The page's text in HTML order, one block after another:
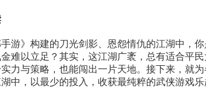
游》构建的刀光剑影、恩怨情仇的江湖中，
难以立足？其实，这江湖广袤，总有适合平
力与策略，也能闯出一片天地。接下来，就
中，以最少的投入，收获最纯粹的武侠游戏乐